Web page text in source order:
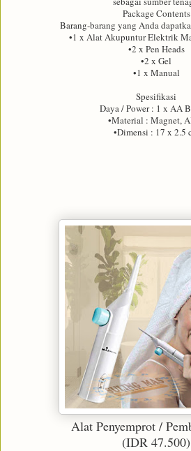
Package Contents
Barang-barang yang Anda
•1 x Alat Akupuntur Elektrik
•2 x Pen Heads
•2 x Gel
•1 x Manual
Spesifikasi
Daya / Power : 1 x AA
•Material : Magnet,
•Dimensi : 17 x 2.5
Alat Penyemprot /
(IDR 47.500)